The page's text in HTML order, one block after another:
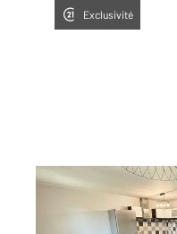
Exclusivité
BEZONS 95
80,66 m , 4 pièces
Ref : 11906